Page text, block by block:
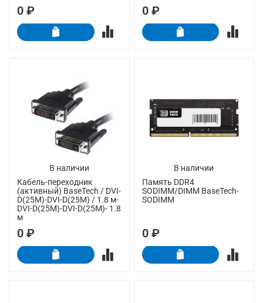
0 ₽ 0 ₽
В наличии
Кабель-переходник
(активный) BaseTech / DVI-
D(25M)-DVI-D(25M) / 1.8 м-
DVI-D(25M)-DVI-D(25M)- 1.8
м
0 ₽
В наличии
Память DDR4
SODIMM/DIMM BaseTech-
SODIMM
0 ₽